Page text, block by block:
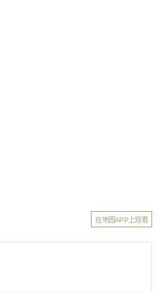
在地图APP上观看